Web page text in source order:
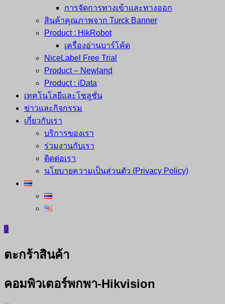
การจัดการทางเข้าและทางออก
สินค้าคุณภาพจาก Turck Banner
Product : HikRobot
เครื่องอ่านบาร์โค้ด
NiceLabel Free Trial
Product – Newland
Product : iData
เทคโนโลยีและโซลูชั่น
ข่าวและกิจกรรม
เกี่ยวกับเรา
บริการของเรา
ร่วมงานกับเรา
ติดต่อเรา
นโยบายความเป็นส่วนตัว (Privacy Policy)
0
ตะกร้าสินค้า
คอมพิวเตอร์พกพา-Hikvision